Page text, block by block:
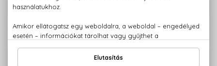
Törzsvásárlóknak csak:
KAPCSOLÓDÓ TERMÉKEK
14 napos visszaküldési garanciával